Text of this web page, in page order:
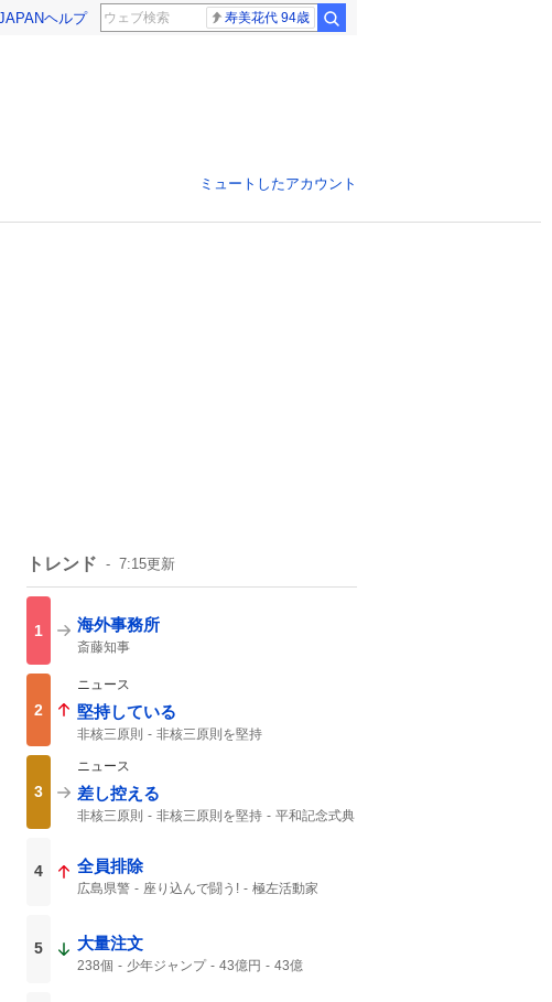
ヘルプ 寿美花代 94歳
ミュートしたアカウント
トレンド 7:15更新
1 海外事務所
斎藤知事
2
ニュース
堅持している
非核三原則
非核三原則を堅持
3
ニュース
差し控える
非核三原則 非核三原則を堅持
平和記念式典
4 全員排除
広島県警 座り込んで闘う!
極左活動家
5 大量注文
238個 少年ジャンプ 43億円
43億